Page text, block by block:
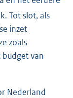
Tot slot, als
inzet
zoals
van
Nederland